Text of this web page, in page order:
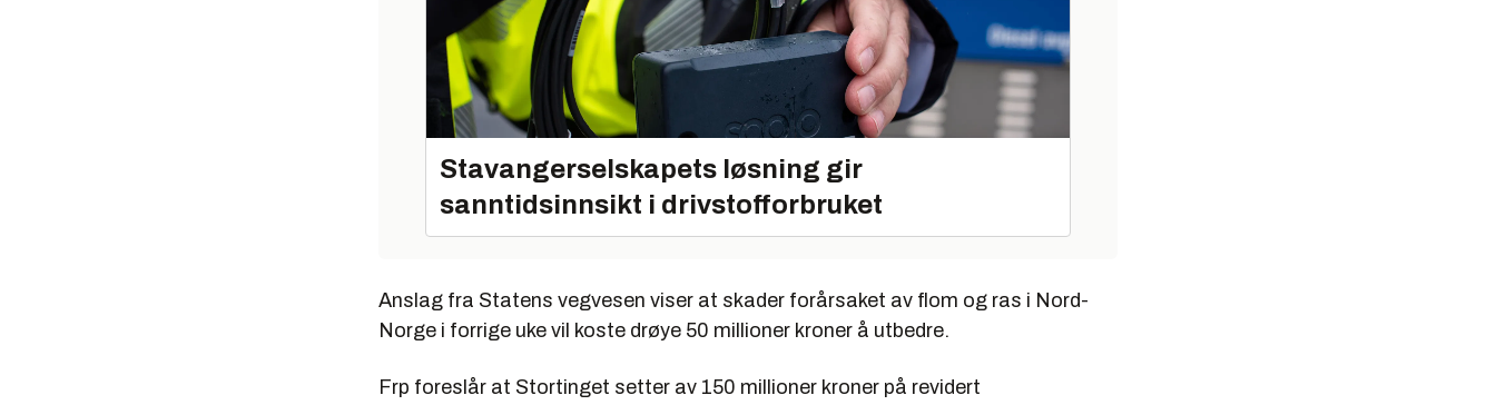
Stavangerselskapets løsning gir
sanntidsinnsikt i drivstofforbruket
Anslag fra Statens vegvesen viser at skader forårsaket av flom og ras i Nord-
Norge i forrige uke vil koste drøye 50 millioner kroner å utbedre.
Frp foreslår at Stortinget setter av 150 millioner kroner på revidert